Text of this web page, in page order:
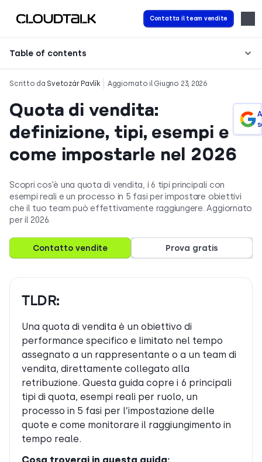
Contatta il team vendite
Table of contents
Scritto da Svetozár Pavlík Aggiornato il Giugno 23, 2026
Quota di vendita:
definizione, tipi, esempi e
come impostarle nel 2026
Scopri cos'è una quota di vendita, i 6 tipi principali con
esempi reali e un processo in 5 fasi per impostare obiettivi
che il tuo team può effettivamente raggiungere. Aggiornato
per il 2026.
Contatto vendite Prova gratis
TLDR:
Una quota di vendita è un obiettivo di
performance specifico e limitato nel tempo
assegnato a un rappresentante o a un team di
vendita, direttamente collegato alla
retribuzione. Questa guida copre i 6 principali
tipi di quota, esempi reali per ruolo, un
processo in 5 fasi per l’impostazione delle
quote e come monitorare il raggiungimento in
tempo reale.